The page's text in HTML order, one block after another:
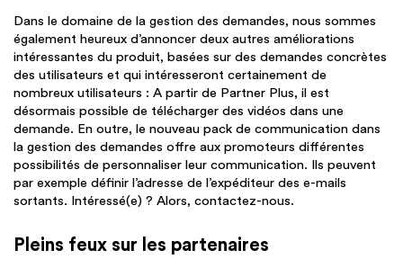
Dans le domaine de la gestion des demandes, nous sommes
également heureux d’annoncer deux autres améliorations
intéressantes du produit, basées sur des demandes concrètes
des utilisateurs et qui intéresseront certainement de
nombreux utilisateurs : A partir de Partner Plus, il est
désormais possible de télécharger des vidéos dans une
demande. En outre, le nouveau pack de communication dans
la gestion des demandes offre aux promoteurs différentes
possibilités de personnaliser leur communication. Ils peuvent
par exemple définir l’adresse de l’expéditeur des e-mails
sortants. Intéressé(e) ? Alors, contactez-nous.
Pleins feux sur les partenaires